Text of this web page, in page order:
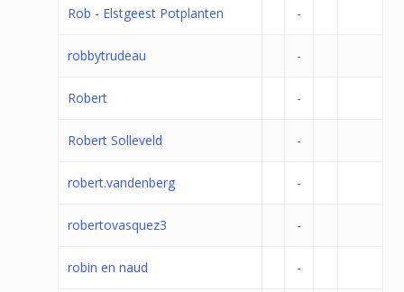
Rob - Elstgeest Potplanten -
robbytrudeau -
Robert -
Robert Solleveld -
robert.vandenberg -
robertovasquez3 -
robin en naud -